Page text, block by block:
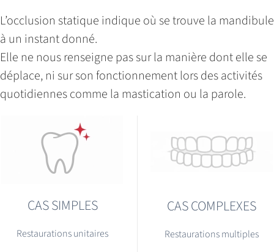
L’occlusion statique indique où se trouve la mandibule
à un instant donné.
Elle ne nous renseigne pas sur la manière dont elle se
déplace, ni sur son fonctionnement lors des activités
quotidiennes comme la mastication ou la parole.
CAS SIMPLES
Restaurations unitaires
CAS COMPLEXES
Restaurations multiples